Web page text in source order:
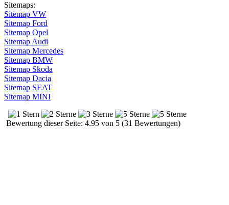
Sitemaps:
Sitemap VW
Sitemap Ford
Sitemap Opel
Sitemap Audi
Sitemap Mercedes
Sitemap BMW
Sitemap Skoda
Sitemap Dacia
Sitemap SEAT
Sitemap MINI
Bewertung dieser Seite: 4.95 von 5 (31 Bewertungen)